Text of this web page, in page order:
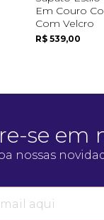
Em Couro
Com Velcro
R$ 539,00
se em
nossas